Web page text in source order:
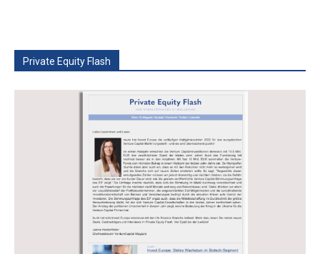
Private Equity Flash